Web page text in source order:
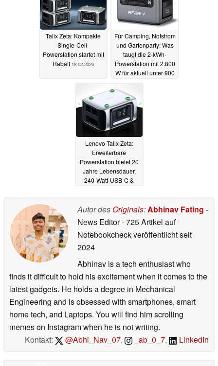
Talix Zeta: Kompakte
Single-Cell-
Powerstation startet mit
Rabatt 18.02.2026
Für Camping, Notstrom
und Gartenparty: Was
taugt die 2-kWh-
Powerstation mit 2.800
W für aktuell unter 900
Lenovo Talix Zeta:
Erweiterbare
Powerstation bietet 20
Jahre Lebensdauer,
240-Watt-USB-C &
Autor des Originals:Abhinav Fating -
News Editor- 725 Artikel auf
Notebookcheck veröffentlichtseit
2024
Abhinav is a tech enthusiast who
finds it difficult to hold his excitement when it comes to the
latest gadgets. He holds a degree in Mechanical
Engineering and is obsessed with smartphones, smart
home tech, and Laptops. You will find him scrolling
memes on Instagram when he is not writing.
Kontakt:
@Abhi_Nav_07, _ab_0_7, LinkedIn